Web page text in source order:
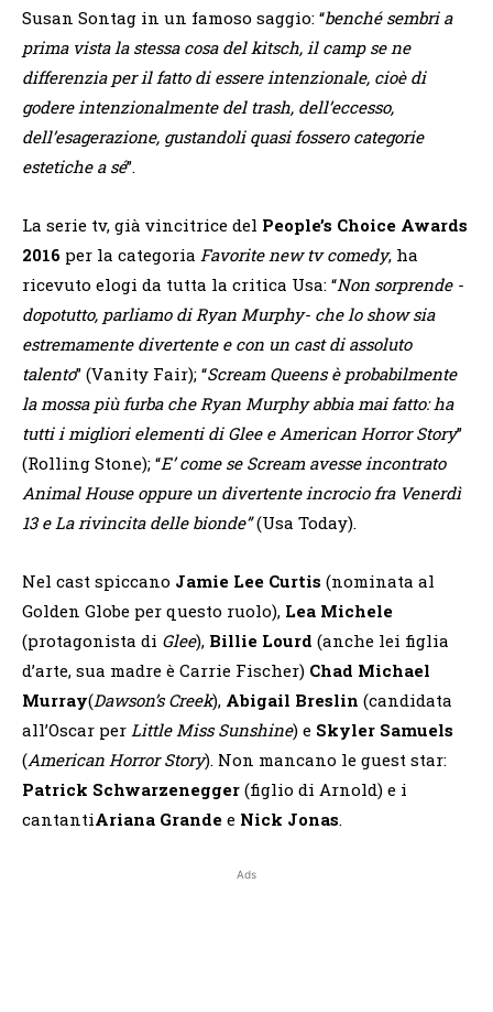
Susan Sontag in un famoso saggio: “benché sembri a
prima vista la stessa cosa del kitsch, il camp se ne
differenzia per il fatto di essere intenzionale, cioè di
godere intenzionalmente del trash, dell’eccesso,
dell’esagerazione, gustandoli quasi fossero categorie
estetiche a sé”.
La serie tv, già vincitrice del People’s Choice Awards
2016 per la categoria Favorite new tv comedy, ha
ricevuto elogi da tutta la critica Usa: “Non sorprende -
dopotutto, parliamo di Ryan Murphy- che lo show sia
estremamente divertente e con un cast di assoluto
talento” (Vanity Fair); “Scream Queens è probabilmente
la mossa più furba che Ryan Murphy abbia mai fatto: ha
tutti i migliori elementi di Glee e American Horror Story”
(Rolling Stone); “E’ come se Scream avesse incontrato
Animal House oppure un divertente incrocio fra Venerdì
13 e La rivincita delle bionde”(Usa Today).
Nel cast spiccano Jamie Lee Curtis (nominata al
Golden Globe per questo ruolo), Lea Michele
(protagonista di Glee), Billie Lourd (anche lei figlia
d’arte, sua madre è Carrie Fischer) Chad Michael
Murray(Dawson’s Creek), Abigail Breslin (candidata
all’Oscar per Little Miss Sunshine) e Skyler Samuels
(American Horror Story). Non mancano le guest star:
Patrick Schwarzenegger (figlio di Arnold) e i
cantantiAriana Grande e Nick Jonas.
Ads